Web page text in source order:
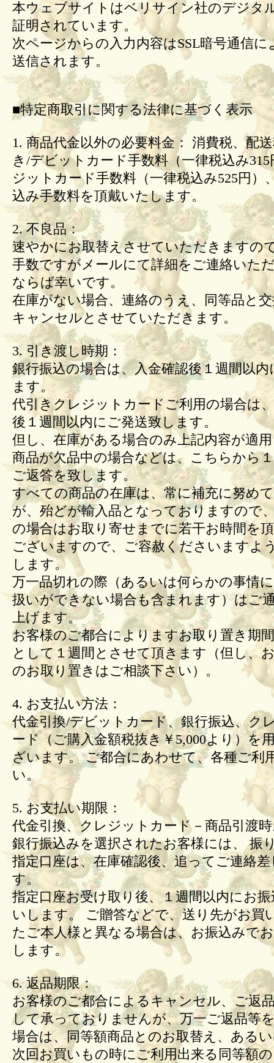
本ウェブサイトはベリサイン社のデジタ
証明されています。
次ページからの入力内容はSSL暗号通信に
送信されます。
■特定商取引に関する法律に基づく表示
1. 商品代金以外の必要料金： 消費税、配
き/デビットカード手数料（一律税込み
ジットカード手数料（一律税込み525円）
込み手数料を頂戴いたします。
2. 不良品：
速やかにお取替えさせていただきますの
手数ですがメールにて詳細をご連絡いた
ならば幸いです。
在庫がない場合、連絡のうえ、同等品と
キャンセルとさせていただきます。
3. 引き渡し時期：
銀行振込の場合は、入金確認後１週間以内
ます。
代引きクレジットカードご利用の場合は
後１週間以内にご発送致します。
但し、在庫がある場合のみ上記内容が適
商品が欠品中の場合などは、こちらから
ご返答を致します。
すべての商品の在庫は、常に補充に努め
が、殆どが輸入品となっておりますので
の場合はお取り寄せまでに若干お時間を
ございますので、ご容赦くださいますよ
します。
万一品切れの際（あるいは何らかの事情
扱いができない場合も含まれます）はご
上げます。
お客様のご都合によりますお取り置き期
として１週間とさせて頂きます（但し、
のお取り置きはご相談下さい）。
4. お支払い方法：
代金引換/デビットカード、銀行振込、ク
ード（ご購入金額税抜き￥5,000より）を
ざいます。 ご都合にあわせて、各種ご利
い。
5. お支払い期限：
代金引換、クレジットカード－商品引渡
銀行振込みを選択されたお客様には、 振
指定口座は、在庫確認後、追ってご連絡
す。
指定口座お受け取り後、１週間以内にお
いします。 ご贈答などで、送り先がお買
たご本人様と異なる場合は、お振込みで
します。
6. 返品期限：
お客様のご都合によるキャンセル、ご返
して承っておりませんが、万一ご返品等
場合は、同等額商品とのお取替え、ある
次回お買いもの時にご利用出来る同等額